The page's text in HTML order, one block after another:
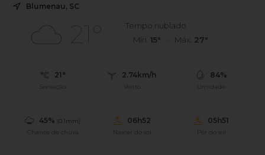
Blumenau, SC
21°
Tempo nublado
Mín. 15° Máx. 27°
21°
Sensação
2.74km/h
Vento
84%
Umidade
45% (0.1mm)
Chance de chuva
06h52
Nascer do sol
05h51
Pôr do sol